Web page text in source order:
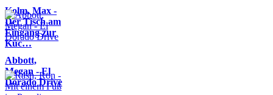
Kolm, Max -
Der Tisch am
Eingang zur
Küc…
Abbott,
Megan - El
Dorado Drive